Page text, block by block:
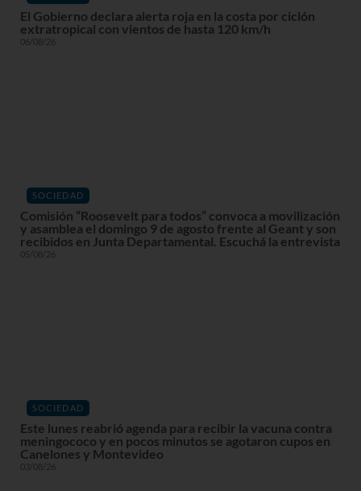
El Gobierno declara alerta roja en la costa por ciclón
extratropical con vientos de hasta 120 km/h
06/08/26
SOCIEDAD
Comisión “Roosevelt para todos” convoca a movilización
y asamblea el domingo 9 de agosto frente al Geant y son
recibidos en Junta Departamental. Escuchá la entrevista
05/08/26
SOCIEDAD
Este lunes reabrió agenda para recibir la vacuna contra
meningococo y en pocos minutos se agotaron cupos en
Canelones y Montevideo
03/08/26